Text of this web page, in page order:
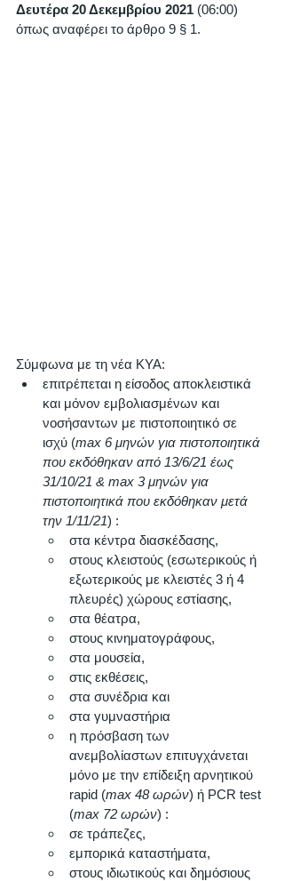
Δευτέρα 20 Δεκεμβρίου 2021 (06:00)
όπως αναφέρει το άρθρο 9 § 1.
Σύμφωνα με τη νέα ΚΥΑ:
επιτρέπεται η είσοδος αποκλειστικά
και μόνον εμβολιασμένων και
νοσήσαντων με πιστοποιητικό σε
ισχύ (max 6 μηνών για πιστοποιητικά
που εκδόθηκαν από 13/6/21 έως
31/10/21 & max 3 μηνών για
πιστοποιητικά που εκδόθηκαν μετά
την 1/11/21) :
στα κέντρα διασκέδασης,
στους κλειστούς (εσωτερικούς ή
εξωτερικούς με κλειστές 3 ή 4
πλευρές) χώρους εστίασης,
στα θέατρα,
στους κινηματογράφους,
στα μουσεία,
στις εκθέσεις,
στα συνέδρια και
στα γυμναστήρια
η πρόσβαση των
ανεμβολίαστων επιτυγχάνεται
μόνο με την επίδειξη αρνητικού
rapid (max 48 ωρών) ή PCR test
(max 72 ωρών) :
σε τράπεζες,
εμπορικά καταστήματα,
στους ιδιωτικούς και δημόσιους